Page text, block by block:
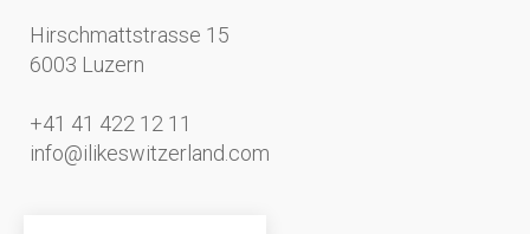
Hirschmattstrasse 15
6003 Luzern
+41 41 422 12 11
info@ilikeswitzerland.com